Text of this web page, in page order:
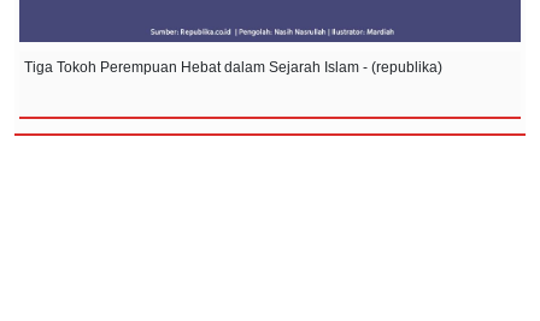
Tiga Tokoh Perempuan Hebat dalam Sejarah Islam - (republika)